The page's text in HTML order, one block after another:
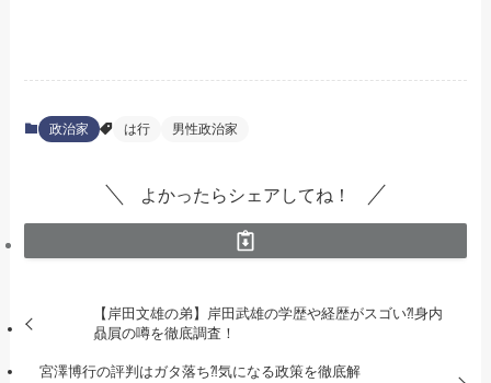
政治家 は行 男性政治家
よかったらシェアしてね！
【岸田文雄の弟】岸田武雄の学歴や経歴がスゴい⁈身内
贔屓の噂を徹底調査！
宮澤博行の評判はガタ落ち⁈気になる政策を徹底解